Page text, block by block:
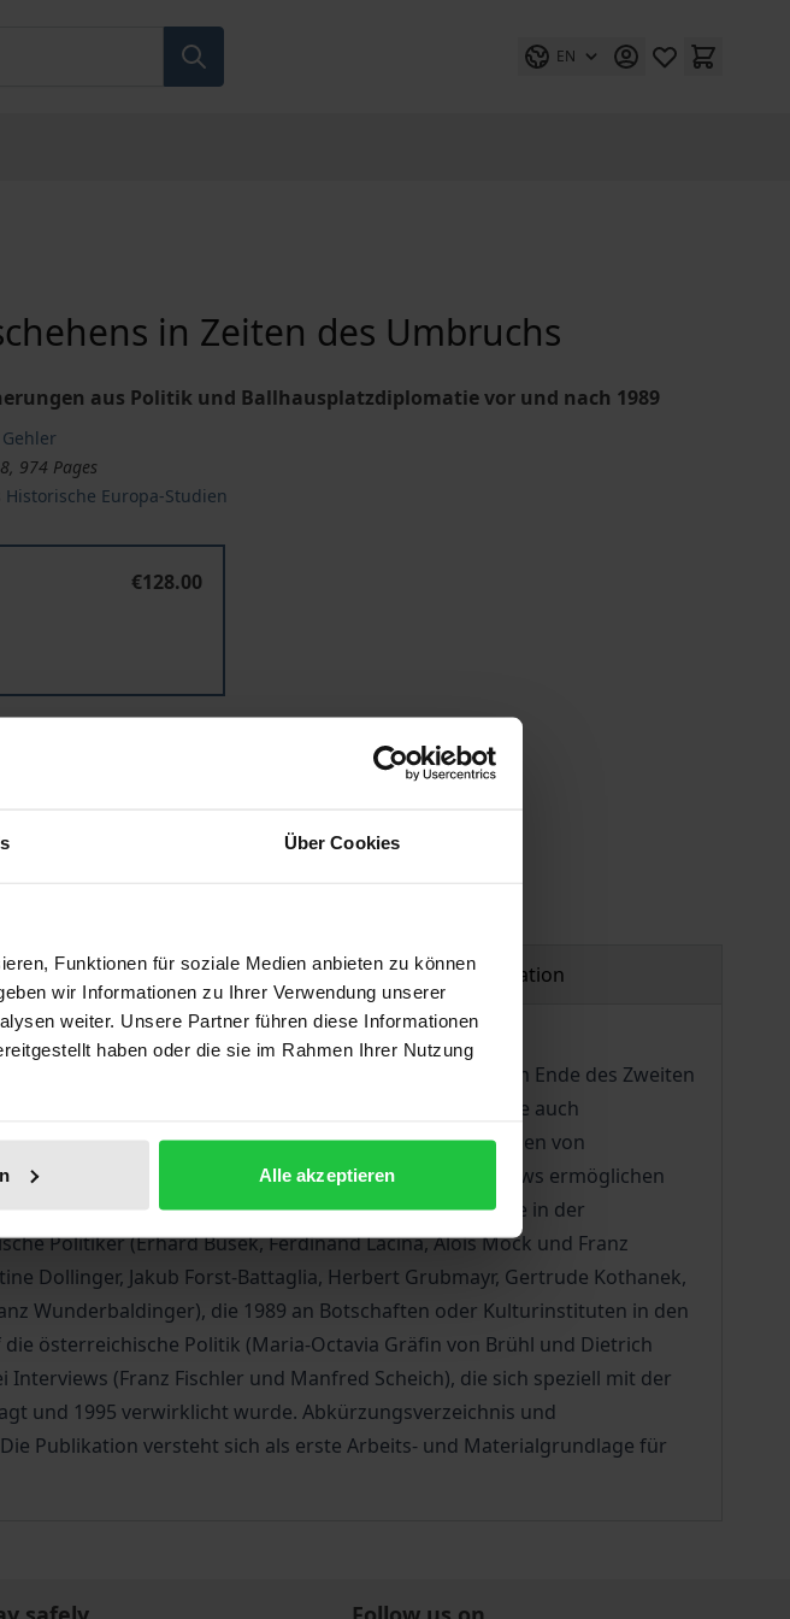
Über Cookies
Funktionen für soziale Medien anbieten zu können
wir Informationen zu Ihrer Verwendung unserer
weiter. Unsere Partner führen diese Informationen
haben oder die sie im Rahmen Ihrer Nutzung
Alle akzeptieren
EN
in Zeiten des Umbruchs
aus Politik und Ballhausplatzdiplomatie vor und nach 1989
974 Pages
Historische Europa-Studien
€128.00
the delivery address, VAT may vary at checkout.
Product safety information
und weltweite Staatenordnung, die sich nach dem Ende des Zweiten
UdSSR und USA sowie Deutschland, sondern es hatte auch
versammelt sind Zeitzeugengespräche, die im Rahmen von
1989 für Österreich geführt wurden. Die Interviews ermöglichen
regt die Publikation zu einer „Diplomatiegeschichte in der
Politiker (Erhard Busek, Ferdinand Lacina, Alois Mock und Franz
Dollinger, Jakub Forst-Battaglia, Herbert Grubmayr, Gertrude Kothanek,
Wunderbaldinger), die 1989 an Botschaften oder Kulturinstituten in den
österreichische Politik (Maria-Octavia Gräfin von Brühl und Dietrich
(Franz Fischler und Manfred Scheich), die sich speziell mit der
und 1995 verwirklicht wurde. Abkürzungsverzeichnis und
Publikation versteht sich als erste Arbeits- und Materialgrundlage für